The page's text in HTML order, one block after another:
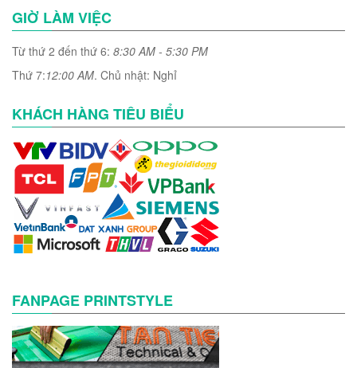
GIỜ LÀM VIỆC
Từ thứ 2 đến thứ 6: 8:30 AM - 5:30 PM
Thứ 7:12:00 AM. Chủ nhật: Nghỉ
KHÁCH HÀNG TIÊU BIỂU
FANPAGE PRINTSTYLE